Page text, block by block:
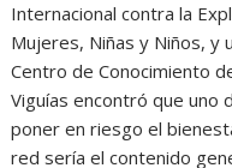
Internacional contra la
Mujeres, Niñas y Niños, y
Centro de Conocimiento
Viguías encontró que uno
poner en riesgo el
red sería el contenido